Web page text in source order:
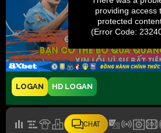
LOGAN HD LOGAN
CHAT